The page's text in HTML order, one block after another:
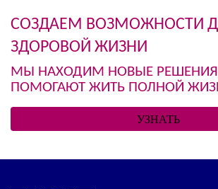
СОЗДАЕМ ВОЗМОЖНОСТИ
ЗДОРОВОЙ ЖИЗНИ
МЫ НАХОДИМ НОВЫЕ
ПОМОГАЮТ ЖИТЬ ПОЛНОЙ
УЗНАТЬ